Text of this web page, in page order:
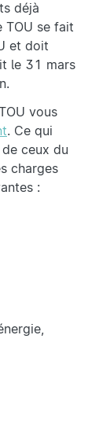
déjà
TOU se fait
et doit
le 31 mars
vous
. Ce qui
ceux du
charges
: